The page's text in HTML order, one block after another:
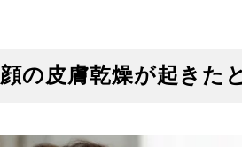
顔の皮膚乾燥が起きた